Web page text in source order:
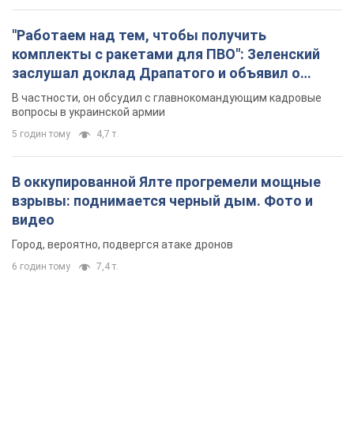
"Работаем над тем, чтобы получить
комплекты с ракетами для ПВО": Зеленский
заслушал доклад Драпатого и объявил о
новых мерах
В частности, он обсудил с главнокомандующим кадровые
вопросы в украинской армии
5 годин тому 4,7 т.
В оккупированной Ялте прогремели мощные
взрывы: поднимается черный дым. Фото и
видео
Город, вероятно, подвергся атаке дронов
6 годин тому 7,4 т.